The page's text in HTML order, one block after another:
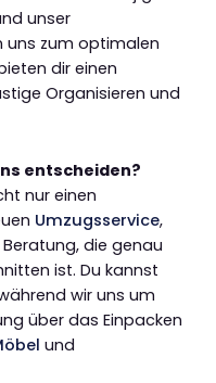
unser
uns zum optimalen
dir einen
Organisieren und
entscheiden?
nur einen
Umzugsservice,
die genau
ist. Du kannst
wir uns um
über das Einpacken
und